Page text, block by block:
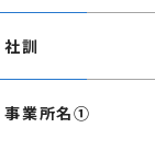
社訓
事業所名①